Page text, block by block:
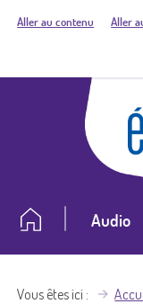
Aller au contenu Aller
Audio
Vous êtes ici